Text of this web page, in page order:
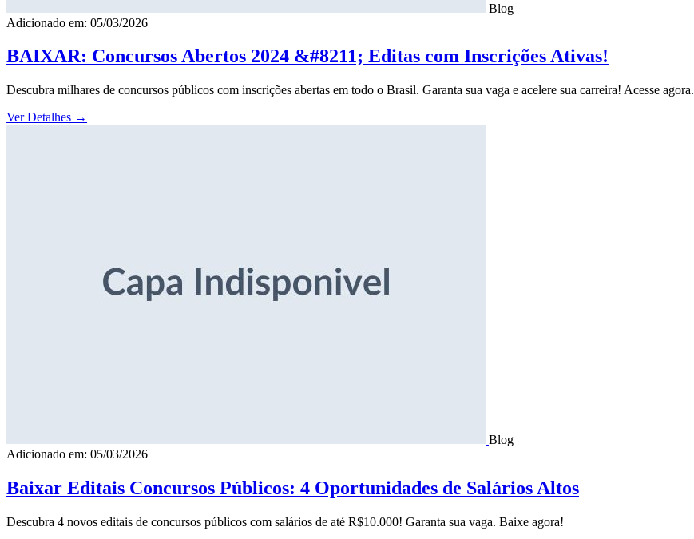
Blog
Adicionado em: 05/03/2026
BAIXAR: Concursos Abertos 2024 &#8211; Editas com Inscrições Ativas!
Descubra milhares de concursos públicos com inscrições abertas em todo o Brasil. Garanta sua vaga e acelere sua carreira! Acesse agora.
Ver Detalhes →
Blog
Adicionado em: 05/03/2026
Baixar Editais Concursos Públicos: 4 Oportunidades de Salários Altos
Descubra 4 novos editais de concursos públicos com salários de até R$10.000! Garanta sua vaga. Baixe agora!